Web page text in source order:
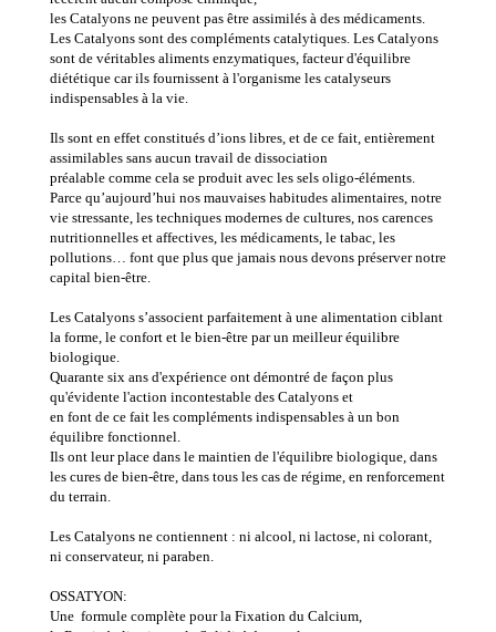
les Catalyons ne peuvent pas être assimilés à des médicaments.
Les Catalyons sont des compléments catalytiques. Les Catalyons
sont de véritables aliments enzymatiques, facteur d'équilibre
diététique car ils fournissent à l'organisme les catalyseurs
indispensables à la vie.
Ils sont en effet constitués d’ions libres, et de ce fait, entièrement
assimilables sans aucun travail de dissociation
préalable comme cela se produit avec les sels oligo-éléments.
Parce qu’aujourd’hui nos mauvaises habitudes alimentaires, notre
vie stressante, les techniques modernes de cultures, nos carences
nutritionnelles et affectives, les médicaments, le tabac, les
pollutions… font que plus que jamais nous devons préserver notre
capital bien-être.
Les Catalyons s’associent parfaitement à une alimentation ciblant
la forme, le confort et le bien-être par un meilleur équilibre
biologique.
Quarante six ans d'expérience ont démontré de façon plus
qu'évidente l'action incontestable des Catalyons et
en font de ce fait les compléments indispensables à un bon
équilibre fonctionnel.
Ils ont leur place dans le maintien de l'équilibre biologique, dans
les cures de bien-être, dans tous les cas de régime, en renforcement
du terrain.
Les Catalyons ne contiennent : ni alcool, ni lactose, ni colorant,
ni conservateur, ni paraben.
OSSATYON:
Une formule complète pour la Fixation du Calcium,